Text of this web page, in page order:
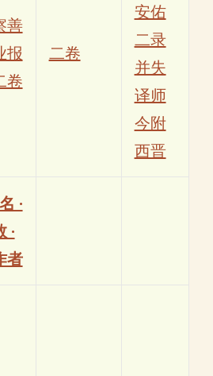
善
报
卷
二卷
安佑
二录
并失
译师
今附
西晋
·
·
者